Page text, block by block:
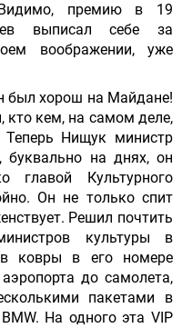
премию в 19
выписал себе за
воображении, уже
был хорош на Майдане!
кто кем, на самом деле,
Нищук министр
буквально на днях, он
главой Культурного
Он не только спит
Решил почтить
культуры в
ковры в его номере
до самолета,
пакетами в
На одного эта VIP